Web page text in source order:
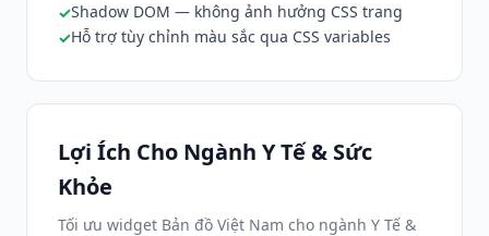
Shadow DOM — không ảnh hưởng CSS trang
Hỗ trợ tùy chỉnh màu sắc qua CSS variables
Lợi Ích Cho Ngành Y Tế & Sức
Khỏe
Tối ưu widget Bản đồ Việt Nam cho ngành Y Tế &